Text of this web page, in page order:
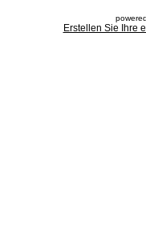
Erstellen Sie Ihre